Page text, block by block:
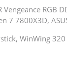
Vengeance
7 7800X3D,
WinWing